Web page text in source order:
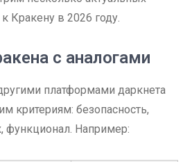
Кракену в 2026 году.
с аналогами
платформами даркнета
критериям: безопасность,
функционал. Например: